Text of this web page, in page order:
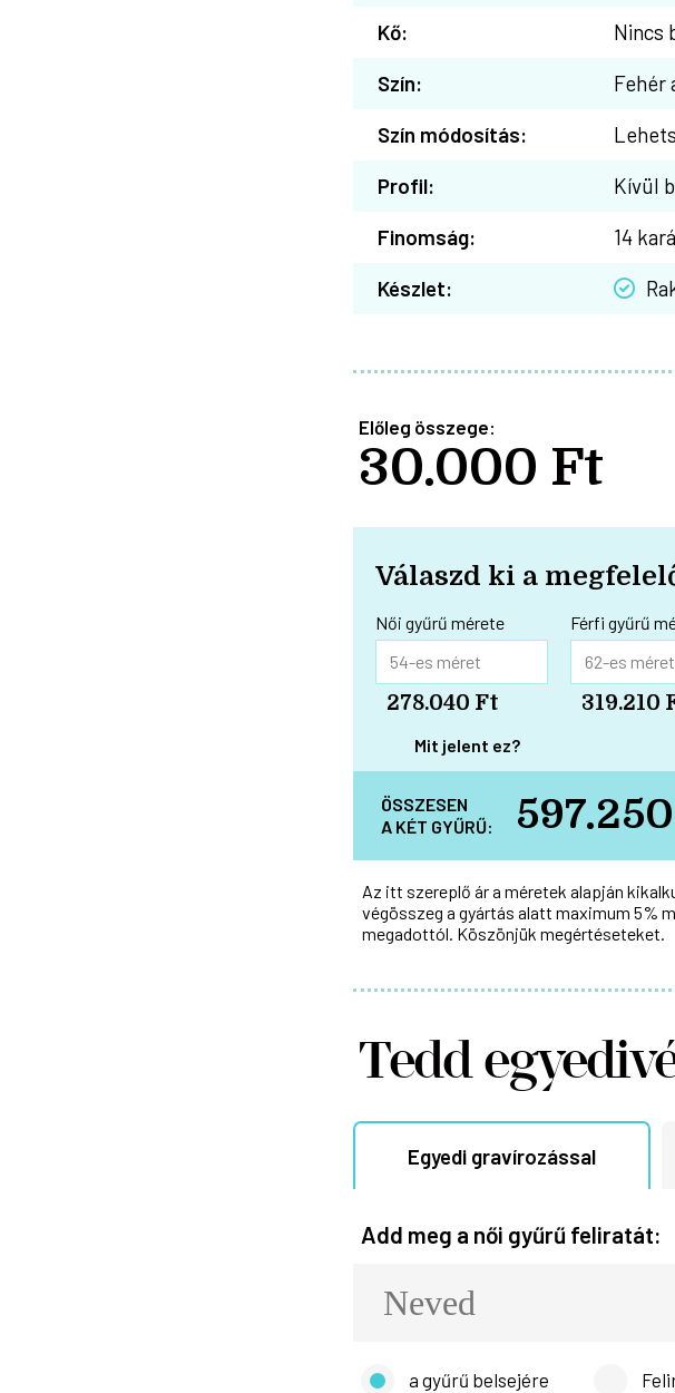
Kő:
Nincs
Szín:
Fehér
Szín módosítás:
Profil:
Kívül
Finomság:
14
Készlet:
Előleg összege:
30.000 Ft
Válaszd ki a
Női gyűrű mérete
278.040 Ft
Férfi gyűrű
319.210
Mit jelent ez?
ÖSSZESEN
A KÉT GYŰRŰ:
Az itt szereplő ár a méretek alapján
végösszeg a gyártás alatt maximum 5%
megadottól. Köszönjük megértéseteket.
Tedd
Egyedi gravírozással
Add meg a női gyűrű feliratát:
a gyűrű belsejére